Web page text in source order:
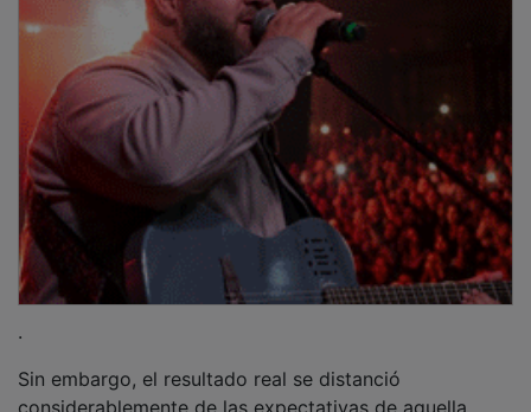
considerablemente de las expectativas de aquella